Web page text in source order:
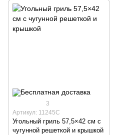
3
Артикул: 11245C
Угольный гриль 57,5×42 см с
чугунной решеткой и крышкой